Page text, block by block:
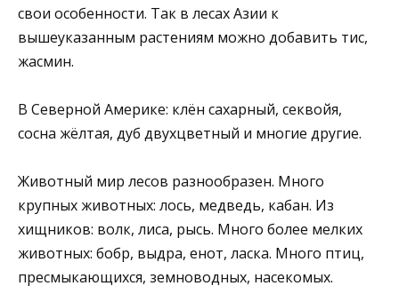
свои особенности. Так в лесах Азии к
вышеуказанным растениям можно добавить тис,
жасмин.
В Северной Америке: клён сахарный, секвойя,
сосна жёлтая, дуб двухцветный и многие другие.
Животный мир лесов разнообразен. Много
крупных животных: лось, медведь, кабан. Из
хищников: волк, лиса, рысь. Много более мелких
животных: бобр, выдра, енот, ласка. Много птиц,
пресмыкающихся, земноводных, насекомых.